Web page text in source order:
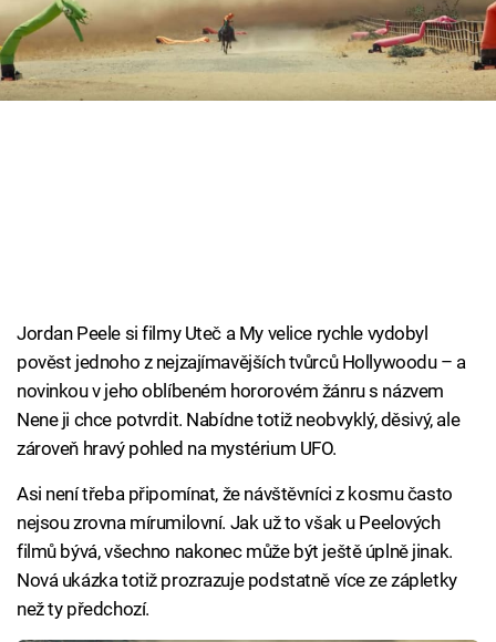
Cool Esport
Pořady
Sledujte nás
Jordan Peele si filmy Uteč a My velice rychle vydobyl
pověst jednoho z nejzajímavějších tvůrců Hollywoodu – a
novinkou v jeho oblíbeném hororovém žánru s názvem
Nene ji chce potvrdit. Nabídne totiž neobvyklý, děsivý, ale
zároveň hravý pohled na mystérium UFO.
Asi není třeba připomínat, že návštěvníci z kosmu často
nejsou zrovna mírumilovní. Jak už to však u Peelových
filmů bývá, všechno nakonec může být ještě úplně jinak.
Nová ukázka totiž prozrazuje podstatně více ze zápletky
než ty předchozí.